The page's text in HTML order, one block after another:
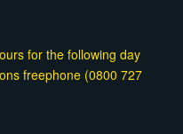
for the following day
freephone (0800 727